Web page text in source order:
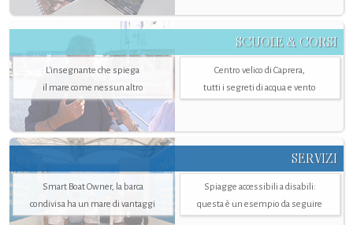
SCUOLE & CORSI
L'insegnante che spiega
il mare come nessun altro
Centro velico di Caprera,
tutti i segreti di acqua e vento
SERVIZI
Smart Boat Owner, la barca
condivisa ha un mare di vantaggi
Spiagge accessibili a disabili:
questa è un esempio da seguire